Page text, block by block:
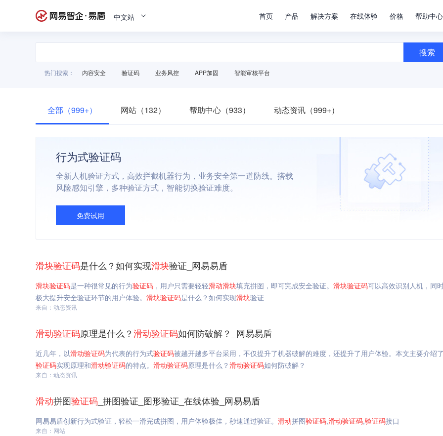
中文站 首页 产品 解决方案 在线体验 价格 帮助中心
搜索
热门搜索： 内容安全 验证码 业务风控 APP加固 智能审核平台
全部（999+） 网站（132） 帮助中心（933） 动态资讯（999+）
行为式验证码
全新人机验证方式，高效拦截机器行为，业务安全第一道防线。搭载
风险感知引擎，多种验证方式，智能切换验证难度。
免费试用
滑块验证码是什么？如何实现滑块验证_网易易盾
滑块验证码是一种很常见的行为验证码 ，用户只需要轻轻滑动滑块填充拼图，即可完成安全验证。 滑块验证码可以高效识别人机，同
极大提升安全验证环节的用户体验。 滑块验证码是什么？如何实现滑块验证
来自：动态资讯
滑动验证码原理是什么？滑动验证码如何防破解？_网易易盾
近几年，以滑动验证码为代表的行为式验证码被越开越多平台采用，不仅提升了机器破解的难度，还提升了用户体验。本文主要介绍了
验证码实现原理和滑动验证码的特点。 滑动验证码原理是什么？ 滑动验证码如何防破解？
来自：动态资讯
滑动拼图验证码 _拼图验证_图形验证_在线体验_网易易盾
网易易盾创新行为式验证，轻松一滑完成拼图，用户体验极佳，秒速通过验证。 滑动拼图验证码,滑动验证码,验证码接口
来自：网站